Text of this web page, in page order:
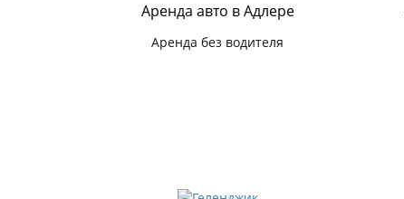
Аренда авто в Адлере
Аренда без водителя